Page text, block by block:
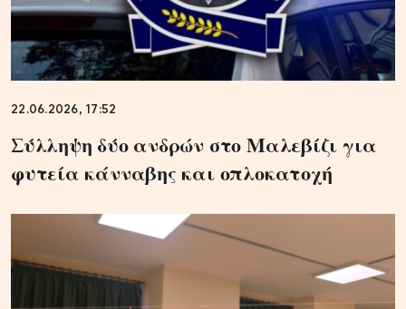
22.06.2026, 17:52
Σύλληψη δύο ανδρών στο Μαλεβίζι για
φυτεία κάνναβης και οπλοκατοχή